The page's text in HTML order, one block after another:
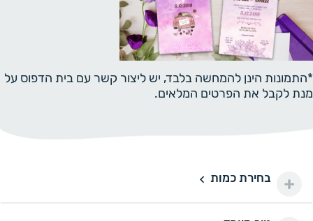
*התמונות הינן להמחשה בלבד, יש ליצור קשר עם בית הדפוס על
מנת לקבל את הפרטים המלאים.
250 250 יחידות
300 יחידות
בחירת כמות